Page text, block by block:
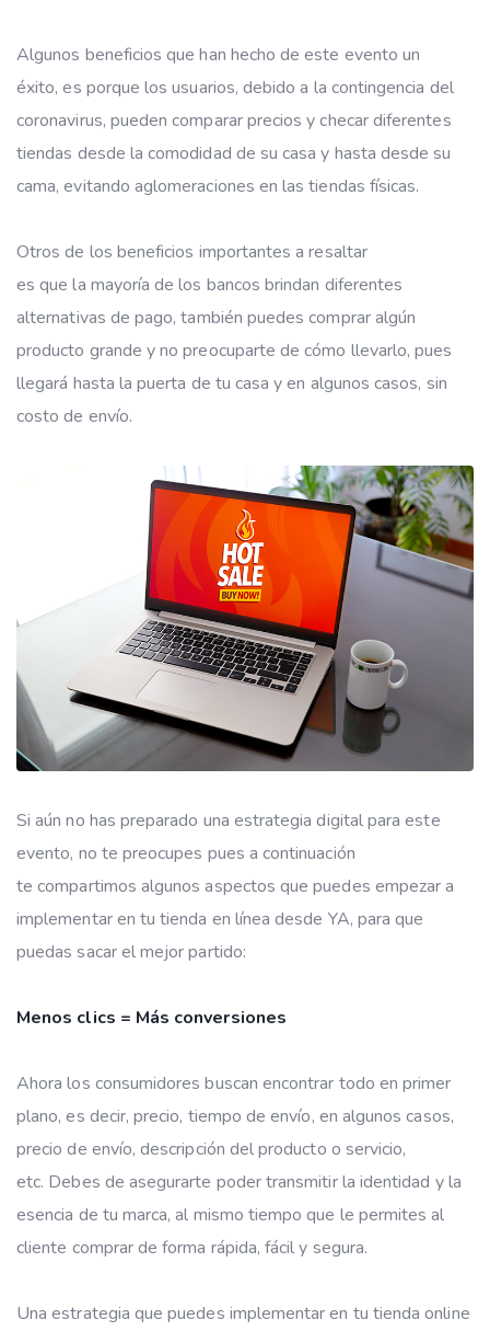
Algunos beneficios que han hecho de este evento un
éxito, es porque los usuarios, debido a la contingencia del
coronavirus, pueden comparar precios y checar diferentes
tiendas desde la comodidad de su casa y hasta desde su
cama, evitando aglomeraciones en las tiendas físicas.
Otros de los beneficios importantes a resaltar
es que la mayoría de los bancos brindan diferentes
alternativas de pago, también puedes comprar algún
producto grande y no preocuparte de cómo llevarlo, pues
llegará hasta la puerta de tu casa y en algunos casos, sin
costo de envío.
Si aún no has preparado una estrategia digital para este
evento, no te preocupes pues a continuación
te compartimos algunos aspectos que puedes empezar a
implementar en tu tienda en línea desde YA, para que
puedas sacar el mejor partido:
Menos clics = Más conversiones
Ahora los consumidores buscan encontrar todo en primer
plano, es decir, precio, tiempo de envío, en algunos casos,
precio de envío, descripción del producto o servicio,
etc. Debes de asegurarte poder transmitir la identidad y la
esencia de tu marca, al mismo tiempo que le permites al
cliente comprar de forma rápida, fácil y segura.
Una estrategia que puedes implementar en tu tienda online